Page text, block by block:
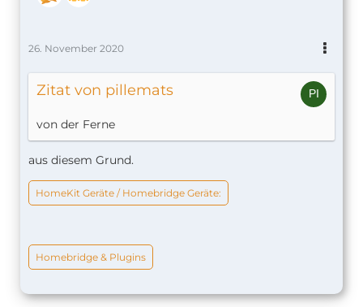
26. November 2020
Zitat von pillemats
von der Ferne
aus diesem Grund.
HomeKit Geräte / Homebridge Geräte:
Homebridge & Plugins